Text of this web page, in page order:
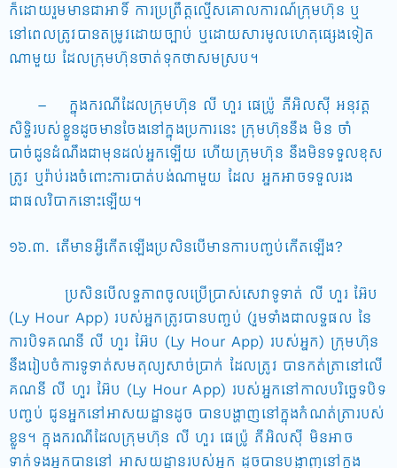
ក៏ដោយរួមមានជាអាទិ៍ ការប្រព្រឹត្តល្មើសគោលការណ៍ក្រុមហ៊ុន ឬ
នៅពេលត្រូវបានតម្រូវដោយច្បាប់ ឬដោយសារមូលហេតុផ្សេងទៀត
ណាមួយ ដែលក្រុមហ៊ុនចាត់ទុកថាសមស្រប។
– ក្នុងករណីដែលក្រុមហ៊ុន លី ហួរ ផេប៉្រូ ភីអិលស៊ី អនុវត្ត
សិទ្ធិរបស់ខ្លួនដូចមានចែងនៅក្នុងប្រការនេះ ក្រុមហ៊ុននឹង មិន ចាំ
បាច់ជូនដំណឹងជាមុនដល់អ្នកឡើយ ហើយក្រុមហ៊ុន នឹងមិនទទួលខុស
ត្រូវ ឬរ៉ាប់រងចំពោះការបាត់បង់ណាមួយ ដែល អ្នកអាចទទួលរង
ជាផលវិបាកនោះឡើយ។
១៦.៣. តើមានអ្វីកើតឡើងប្រសិនបើមានការបញ្ចប់កើតឡើង?
ប្រសិនបើលទ្ធភាពចូលប្រើប្រាស់សេវាទូទាត់ លី ហួរ អ៊ែប
(Ly Hour App) របស់អ្នកត្រូវបានបញ្ចប់ (រួមទាំងជាលទ្ធផល នៃ
ការបិទគណនី លី ហួរ អ៊ែប (Ly Hour App) របស់អ្នក) ក្រុមហ៊ុន
នឹងរៀបចំការទូទាត់សមតុល្យសាច់ប្រាក់ ដែលត្រូវ បានកត់ត្រានៅលើ
គណនី លី ហួរ អ៊ែប (Ly Hour App) របស់អ្នកនៅកាលបរិច្ឆេទបិទ
បញ្ចប់ ជូនអ្នកនៅអាសយដ្ឋានដូច បានបង្ហាញនៅក្នុងកំណត់ត្រារបស់
ខ្លួន។ ក្នុងករណីដែលក្រុមហ៊ុន លី ហួរ ផេប៉្រូ ភីអិលស៊ី មិនអាច
ទាក់ទងអ្នកបាននៅ អាសយដ្ឋានរបស់អ្នក ដូចបានបង្ហាញនៅក្នុង